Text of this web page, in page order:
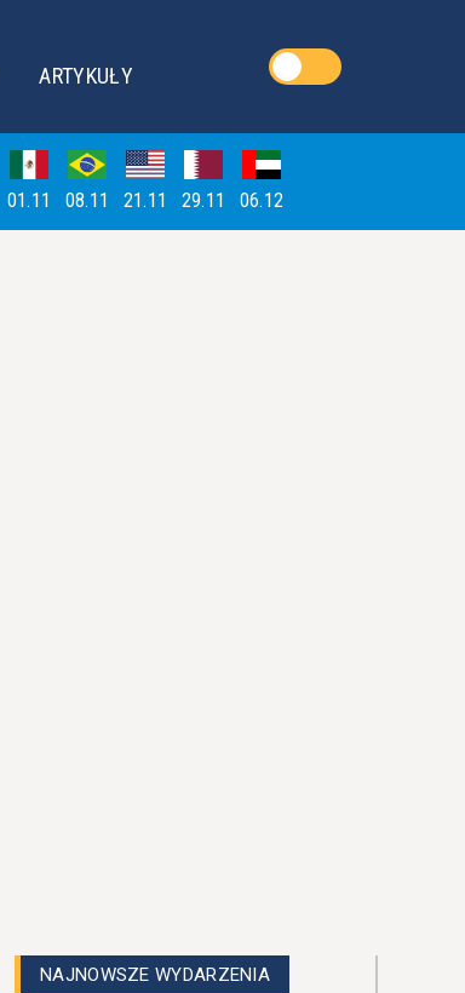
ARTYKUŁY
01.11 08.11 21.11 29.11 06.12
NAJNOWSZE WYDARZENIA